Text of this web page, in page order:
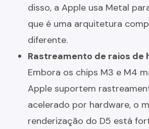
disso, a Apple usa Metal
que é uma arquitetura
diferente.
Rastreamento de raios de
Embora os chips M3 e M4
Apple suportem
acelerado por hardware, o
renderização do D5 está